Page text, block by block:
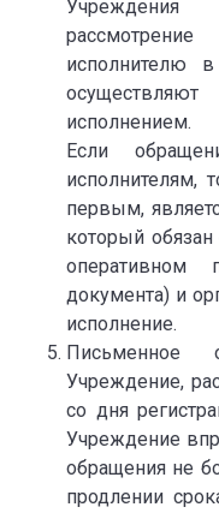
Учреждения
исполнителю
исполнением.
Если
исполнителям,
первым,
который
оперативном
документа) и
исполнение.
Письменное
Учреждение,
со дня
Учреждение
обращения не
продлении